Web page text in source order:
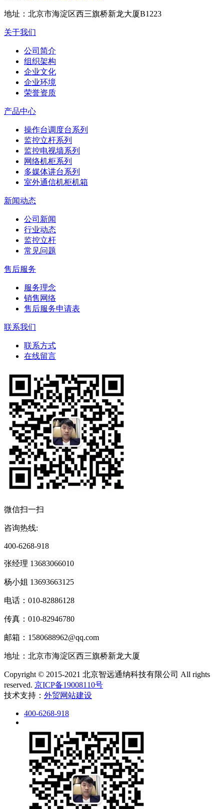
地址： 北京市海淀区西三旗桥新龙大厦B1223
关于我们
公司简介
组织架构
企业文化
企业环境
荣誉资质
产品中心
操作台调度台系列
监控立杆系列
监控电视墙系列
网络机柜系列
多媒体讲台系列
室外通信机柜机箱
新闻动态
公司新闻
行业动态
监控立杆
常见问题
售后服务
服务理念
销售网络
售后服务申请表
联系我们
联系方式
在线留言
微信扫一扫
咨询热线:
400-6268-918
张经理 13683066010
杨小姐 13693663125
电话：010-82886128
传真：010-82946780
邮箱：1580688962@qq.com
地址：北京市海淀区西三旗桥新龙大厦
Copyright © 2015-2021 北京智远通纳科技有限公司 All rights
reserved. 京ICP备19008110号
技术支持： 外贸网站建设
400-6268-918